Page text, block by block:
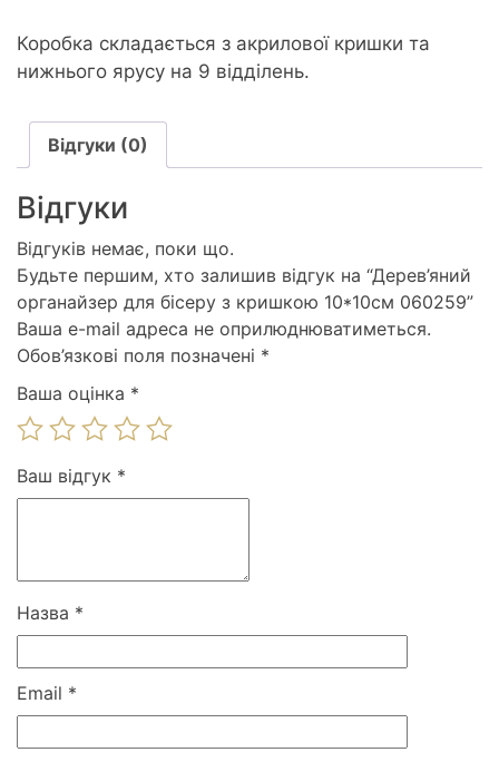
Коробка складається з акрилової кришки та
нижнього ярусу на 9 відділень.
Відгуки (0)
Відгуки
Відгуків немає, поки що.
Будьте першим, хто залишив відгук на “Дерев’яний
органайзер для бісеру з кришкою 10*10см 060259”
Ваша e-mail адреса не оприлюднюватиметься.
Обов’язкові поля позначені *
Ваша оцінка *
Ваш відгук *
Назва *
Email *